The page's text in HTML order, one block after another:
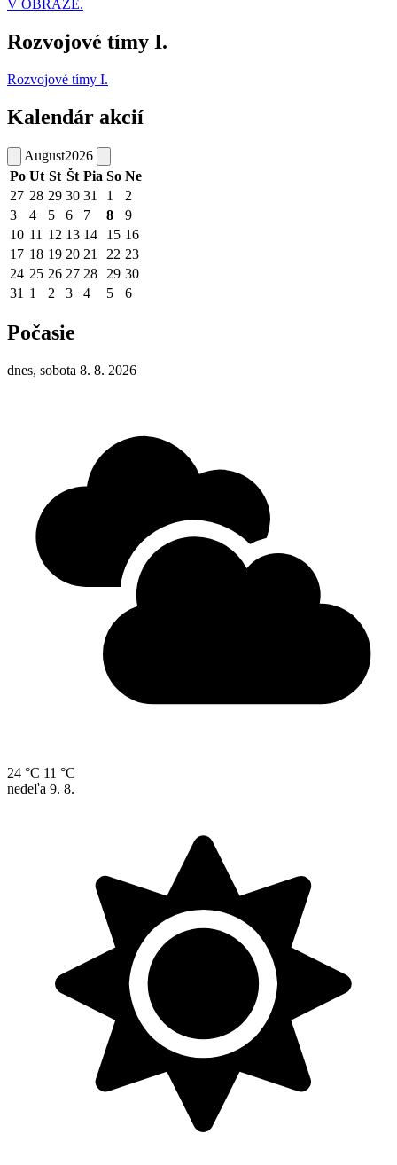
V OBRAZE.
Rozvojové tímy I.
Rozvojové tímy I.
Kalendár akcií
August2026
Po Ut St Št Pia So Ne
27 28 29 30 31 1
2
3
4 5 6 7 8
9
10 11 12 13 14 15 16
17 18 19 20 21 22 23
24 25 26 27 28 29 30
31 1 2 3 4 5 6
Počasie
dnes, sobota 8. 8. 2026
24 °C 11 °C
nedeľa 9. 8.